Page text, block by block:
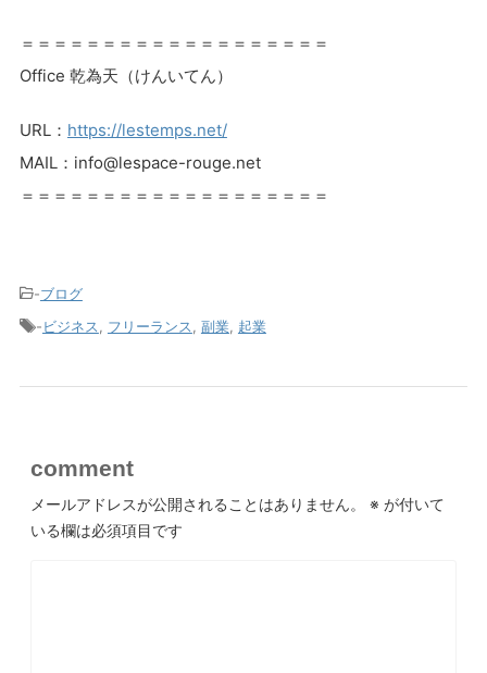
＝＝＝＝＝＝＝＝＝＝＝＝＝＝＝＝＝＝＝
Office 乾為天（けんいてん）
URL： https://lestemps.net/
MAIL：info@lespace-rouge.net
＝＝＝＝＝＝＝＝＝＝＝＝＝＝＝＝＝＝＝
-ブログ
-ビジネス フリーランス 副業 起業
comment
メールアドレスが公開されることはありません。 ※ が付いて
いる欄は必須項目です